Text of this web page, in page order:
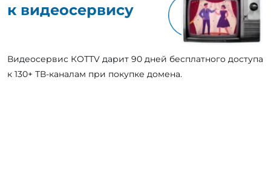
к видеосервису
Видеосервис КОТТV дарит 90 дней бесплатного доступа
к 130+ ТВ-каналам при покупке домена.